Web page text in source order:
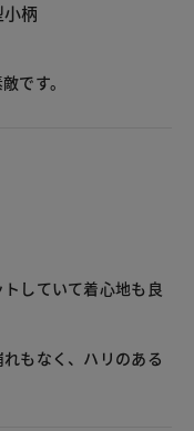
柄
です。
していて着心地も良
もなく、ハリのある